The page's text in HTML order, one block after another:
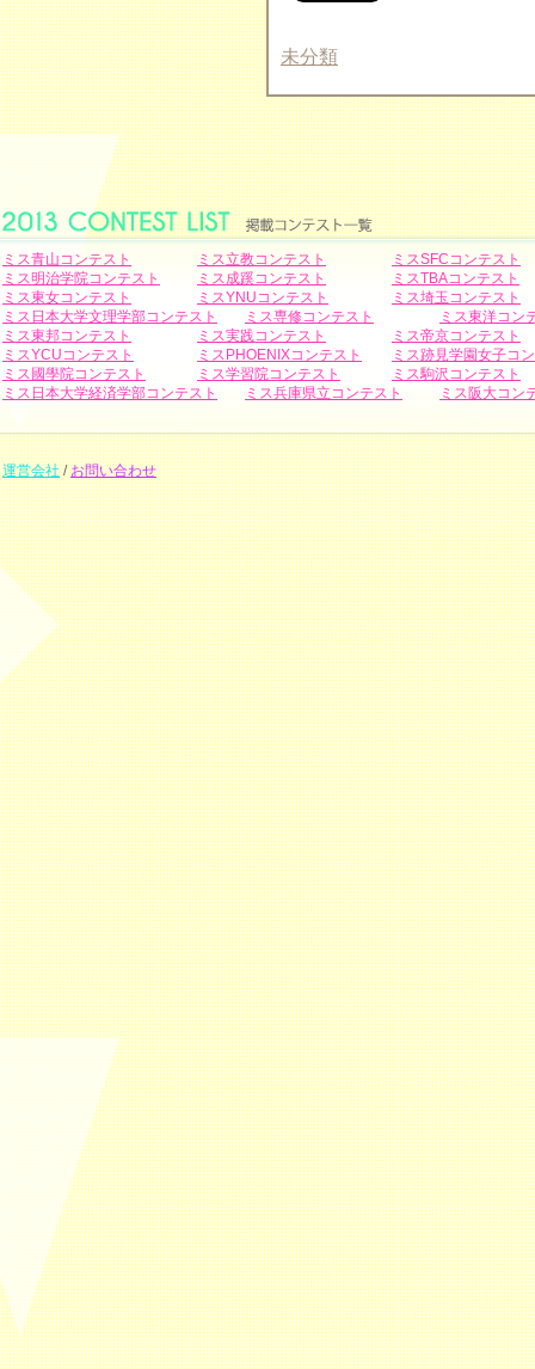
未分類
ミス青山コンテスト ミス立教コンテスト
ミスSFCコンテスト
ミス明治学院コンテスト
ミス成蹊コンテスト
ミスTBAコンテスト
ミス東女コンテスト
ミスYNUコンテスト
ミス埼玉コンテスト
ミス日本大学文理学部コンテスト
ミス専修コンテスト
ミス東洋コン
ミス東邦コンテスト
ミス実践コンテスト
ミス帝京コンテスト
ミスYCUコンテスト
ミスPHOENIXコンテスト
ミス跡見学園女子コ
ミス國學院コンテスト
ミス学習院コンテスト
ミス駒沢コンテスト
ミス日本大学経済学部コンテスト
ミス兵庫県立コンテスト ミス阪大コン
運営会社/お問い合わせ